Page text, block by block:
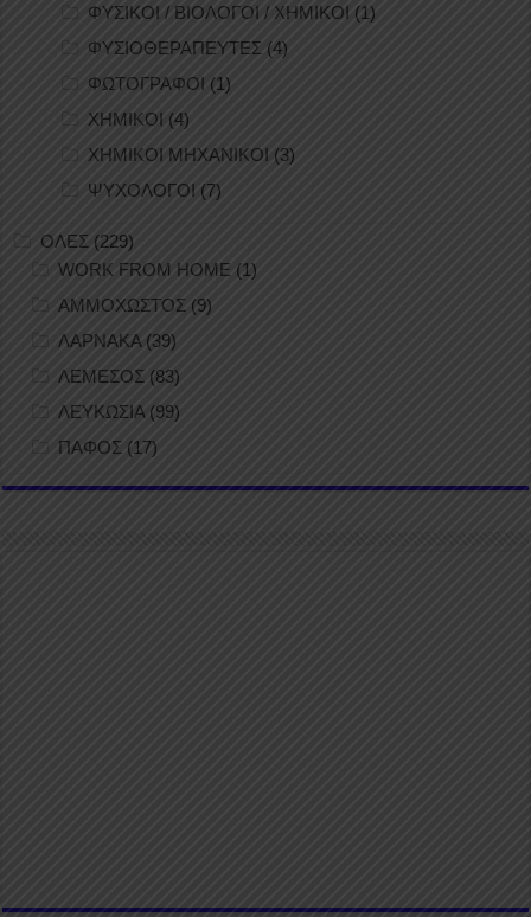
ΦΥΣΙΚΟΙ / ΒΙΟΛΟΓΟΙ / ΧΗΜΙΚΟΙ (1)
ΦΥΣΙΟΘΕΡΑΠΕΥΤΕΣ (4)
ΦΩΤΟΓΡΑΦΟΙ (1)
ΧΗΜΙΚΟΙ (4)
ΧΗΜΙΚΟΙ ΜΗΧΑΝΙΚΟΙ (3)
ΨΥΧΟΛΟΓΟΙ (7)
ΟΛΕΣ (229)
WORK FROM HOME (1)
ΑΜΜΟΧΩΣΤΟΣ (9)
ΛΑΡΝΑΚΑ(39)
ΛΕΜΕΣΟΣ (83)
ΛΕΥΚΩΣΙΑ(99)
ΠΑΦΟΣ (17)